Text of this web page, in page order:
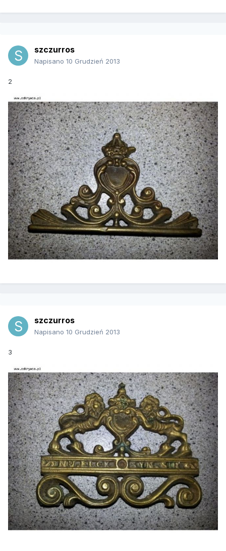
szczurros
Napisano 10 Grudzień 2013
2
szczurros
Napisano 10 Grudzień 2013
3